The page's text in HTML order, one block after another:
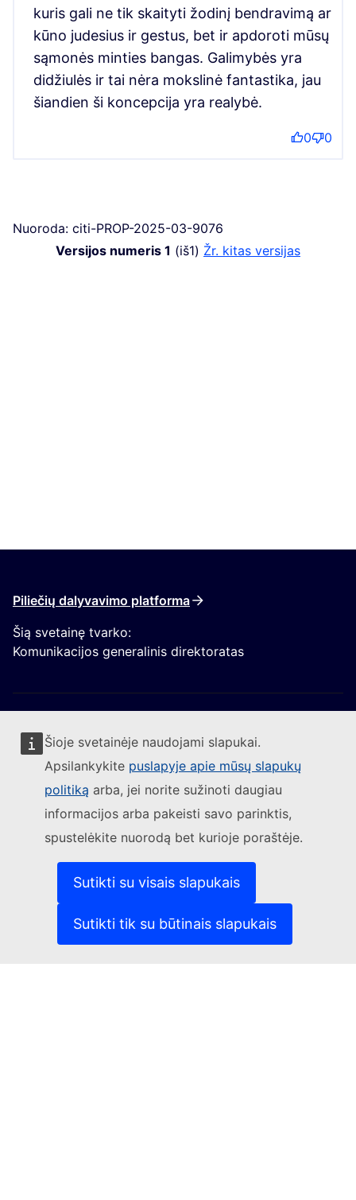
Šioje svetainėje naudojami slapukai.
Apsilankykite puslapyje apie mūsų slapukų
politiką arba, jei norite sužinoti daugiau
informacijos arba pakeisti savo parinktis,
spustelėkite nuorodą bet kurioje poraštėje.
Sutikti su visais slapukais
Sutikti tik su būtinais slapukais
kuris gali ne tik skaityti žodinį bendravimą ar
kūno judesius ir gestus, bet ir apdoroti mūsų
sąmonės minties bangas. Galimybės yra
didžiulės ir tai nėra mokslinė fantastika, jau
šiandien ši koncepcija yra realybė.
0 0
Nuoroda: citi-PROP-2025-03-9076
Versijos numeris 1 (iš1) žr. kitas versijas
Piliečių dalyvavimo platforma
Šią svetainę tvarko:
Komunikacijos generalinis direktoratas
Sekite Europos Komisijos naujienas
Susisiekite su mumis(Išorės nuoroda)
Pranešti apie IT pažeidžiamumą(Išorės nuoroda)
Kalbos mūsų interneto svetainėse(Išorės nuoroda)
(Išorės nuoroda)
Privatumo politika
Teisinis pranešimas(Išorės nuoroda)